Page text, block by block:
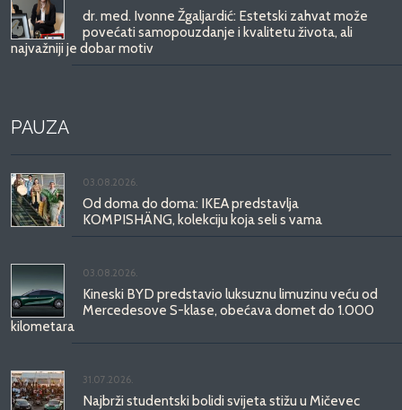
dr. med. Ivonne Žgaljardić: Estetski zahvat može
povećati samopouzdanje i kvalitetu života, ali
najvažniji je dobar motiv
PAUZA
03.08.2026.
Od doma do doma: IKEA predstavlja
KOMPISHÄNG, kolekciju koja seli s vama
03.08.2026.
Kineski BYD predstavio luksuznu limuzinu veću od
Mercedesove S-klase, obećava domet do 1.000
kilometara
31.07.2026.
Najbrži studentski bolidi svijeta stižu u Mičevec